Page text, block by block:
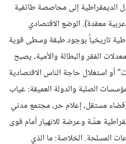
الديمقراطية إلى محاصصة طائفية
معقدة). ​الوضع الاقتصادي
تاريخياً بوجود طبقة وسطى قوية
الفقر والبطالة والأمية، يصبح
أو استغلال حاجة الناس الاقتصادية
الصلبة والدولة العميقة: غياب
مستقل، إعلام حر، مجتمع مدني
هشّة وعرضة للانهيار أمام قوى
المسلحة. ​الخلاصة: ما الذي